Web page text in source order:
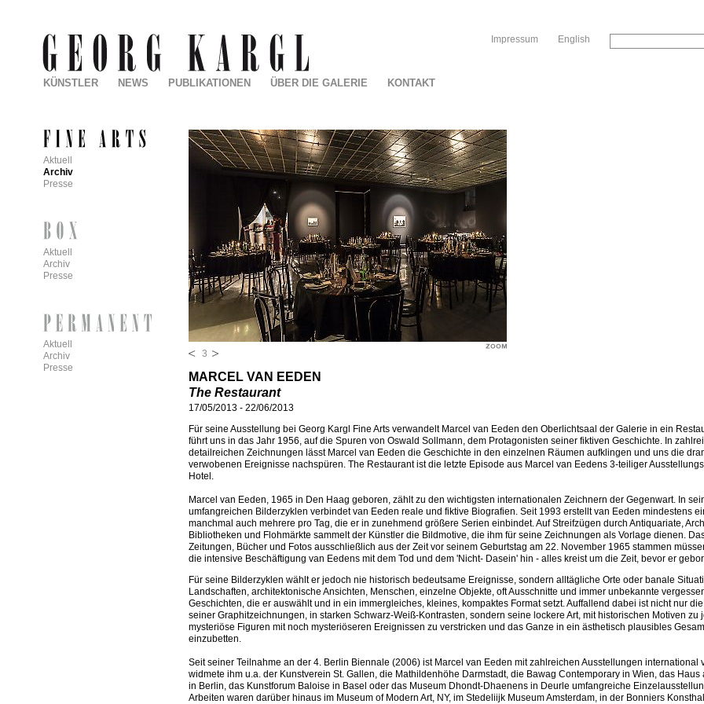
English
Impressum
3
MARCEL VAN EEDEN
The Restaurant
17/05/2013 - 22/06/2013
Für seine Ausstellung bei Georg Kargl Fine Arts verwandelt Marcel van Eeden den Oberlichtsaal der Galerie in ein
führt uns in das Jahr 1956, auf die Spuren von Oswald Sollmann, dem Protagonisten seiner fiktiven Geschichte. In
detailreichen Zeichnungen lässt Marcel van Eeden die Geschichte in den einzelnen Räumen aufklingen und uns die
verwobenen Ereignisse nachspüren. The Restaurant ist die letzte Episode aus Marcel van Eedens 3-teiliger
Hotel.
Marcel van Eeden, 1965 in Den Haag geboren, zählt zu den wichtigsten internationalen Zeichnern der Gegenwart. In
umfangreichen Bilderzyklen verbindet van Eeden reale und fiktive Biografien. Seit 1993 erstellt van Eeden mindestens
manchmal auch mehrere pro Tag, die er in zunehmend größere Serien einbindet. Auf Streifzügen durch Antiquariate,
Bibliotheken und Flohmärkte sammelt der Künstler die Bildmotive, die ihm für seine Zeichnungen als Vorlage dienen.
Zeitungen, Bücher und Fotos ausschließlich aus der Zeit vor seinem Geburtstag am 22. November 1965 stammen
die intensive Beschäftigung van Eedens mit dem Tod und dem 'Nicht- Dasein' hin - alles kreist um die Zeit, bevor er
Für seine Bilderzyklen wählt er jedoch nie historisch bedeutsame Ereignisse, sondern alltägliche Orte oder banale
Landschaften, architektonische Ansichten, Menschen, einzelne Objekte, oft Ausschnitte und immer unbekannte
Geschichten, die er auswählt und in ein immergleiches, kleines, kompaktes Format setzt. Auffallend dabei ist nicht nur
seiner Graphitzeichnungen, in starken Schwarz-Weiß-Kontrasten, sondern seine lockere Art, mit historischen Motiven zu
mysteriöse Figuren mit noch mysteriöseren Ereignissen zu verstricken und das Ganze in ein ästhetisch plausibles
einzubetten.
Seit seiner Teilnahme an der 4. Berlin Biennale (2006) ist Marcel van Eeden mit zahlreichen Ausstellungen international
widmete ihm u.a. der Kunstverein St. Gallen, die Mathildenhöhe Darmstadt, die Bawag Contemporary in Wien, das Haus
in Berlin, das Kunstforum Baloise in Basel oder das Museum Dhondt-Dhaenens in Deurle umfangreiche
Arbeiten waren darüber hinaus im Museum of Modern Art, NY, im Stedeliijk Museum Amsterdam, in der Bonniers
KÜNSTLER NEWS PUBLIKATIONEN ÜBER DIE GALERIE KONTAKT
Aktuell
Archiv
Presse
Aktuell
Archiv
Presse
Aktuell
Archiv
Presse